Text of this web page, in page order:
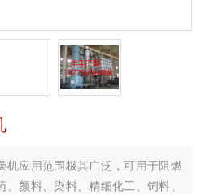
机应用范围极其广泛，可用于阻燃
颜料、染料、精细化工、饲料、